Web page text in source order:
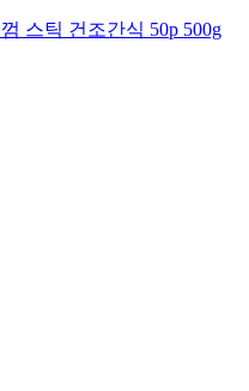
스틱 건조간식 50p 500g